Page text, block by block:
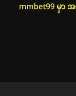
mmbet99 မှာ